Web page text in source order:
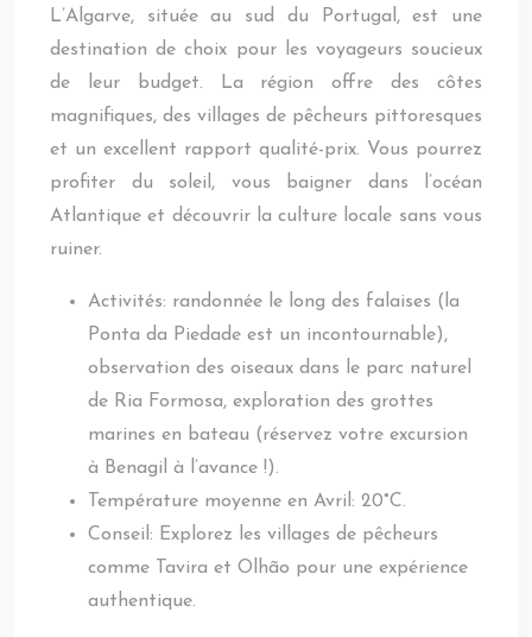
L’Algarve, située au sud du Portugal, est une
destination de choix pour les voyageurs soucieux
de leur budget. La région offre des côtes
magnifiques, des villages de pêcheurs pittoresques
et un excellent rapport qualité-prix. Vous pourrez
profiter du soleil, vous baigner dans l’océan
Atlantique et découvrir la culture locale sans vous
ruiner.
Activités: randonnée le long des falaises (la
Ponta da Piedade est un incontournable),
observation des oiseaux dans le parc naturel
de Ria Formosa, exploration des grottes
marines en bateau (réservez votre excursion
à Benagil à l’avance !).
Température moyenne en Avril: 20°C.
Conseil: Explorez les villages de pêcheurs
comme Tavira et Olhão pour une expérience
authentique.